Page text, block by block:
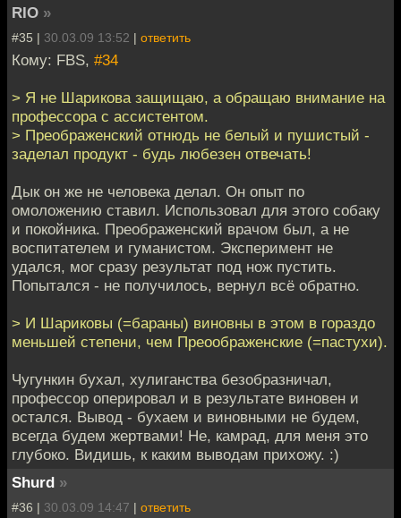
RIO »
#35 | 30.03.09 13:52 | ответить
Кому: FBS, #34
> Я не Шарикова защищаю, а обращаю внимание на
профессора с ассистентом.
> Преображенский отнюдь не белый и пушистый -
заделал продукт - будь любезен отвечать!
Дык он же не человека делал. Он опыт по
омоложению ставил. Использовал для этого собаку
и покойника. Преображенский врачом был, а не
воспитателем и гуманистом. Эксперимент не
удался, мог сразу результат под нож пустить.
Попытался - не получилось, вернул всё обратно.
> И Шариковы (=бараны) виновны в этом в гораздо
меньшей степени, чем Преоображенские (=пастухи).
Чугункин бухал, хулиганства безобразничал,
профессор оперировал и в результате виновен и
остался. Вывод - бухаем и виновными не будем,
всегда будем жертвами! Не, камрад, для меня это
глубоко. Видишь, к каким выводам прихожу. :)
Shurd »
#36 | 30.03.09 14:47 | ответить